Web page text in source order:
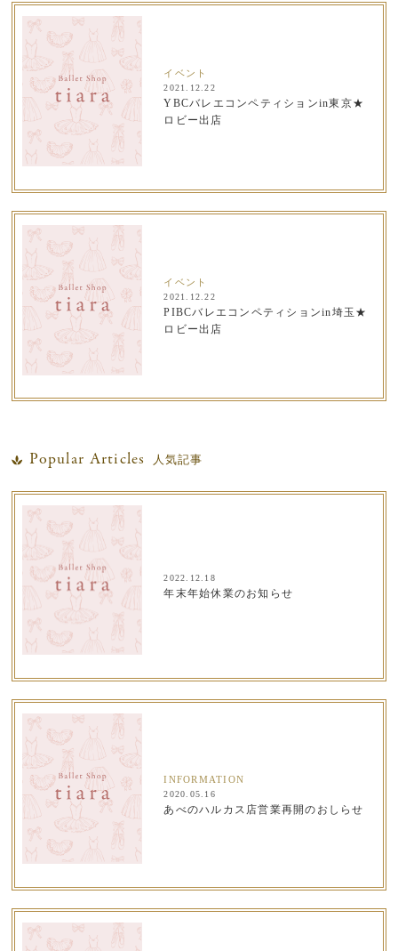
イベント
2021.12.22
YBCバレエコンペティションin東京★
ロビー出店
イベント
2021.12.22
PIBCバレエコンペティションin埼玉★
ロビー出店
Popular Articles 人気記事
2022.12.18
年末年始休業のお知らせ
INFORMATION
2020.05.16
あべのハルカス店営業再開のおしらせ